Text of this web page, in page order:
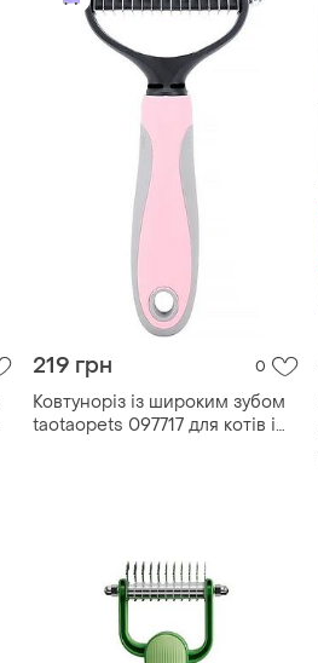
219 грн 0
Ковтуноріз із широким зубом
taotaopets 097717 для котів і